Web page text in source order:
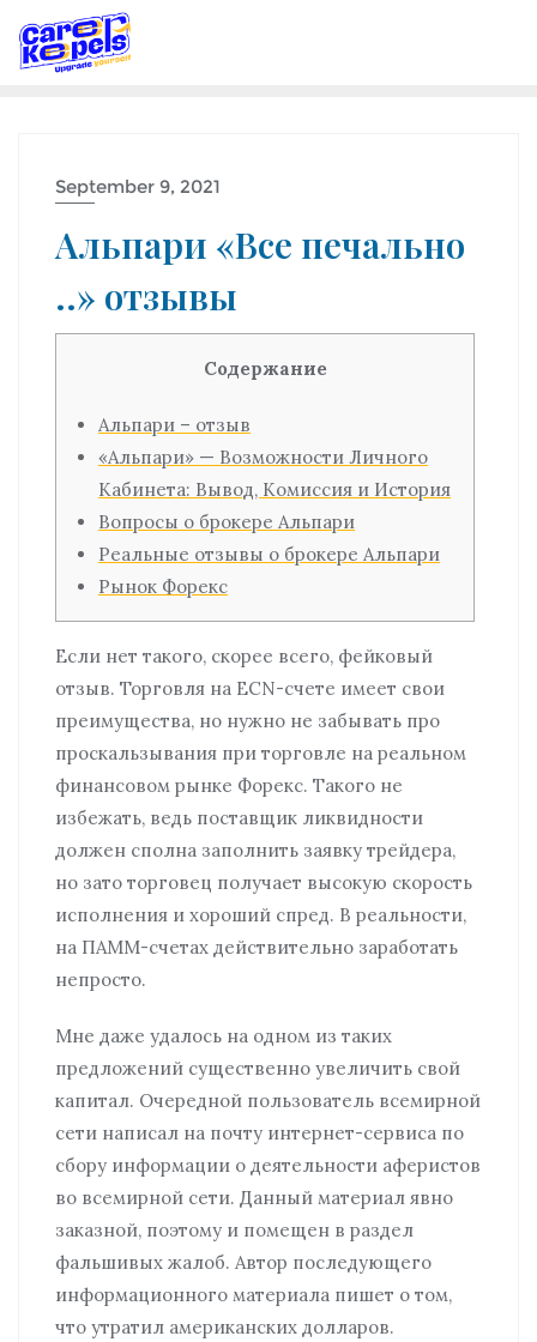
September 9, 2021
Альпари «Все печально
..» отзывы
Содержание
Альпари – отзыв
«Альпари» — Возможности Личного
Кабинета: Вывод, Комиссия и История
Вопросы о брокере Альпари
Реальные отзывы о брокере Альпари
Рынок Форекс
Если нет такого, скорее всего, фейковый
отзыв. Торговля на ECN-счете имеет свои
преимущества, но нужно не забывать про
проскальзывания при торговле на реальном
финансовом рынке Форекс. Такого не
избежать, ведь поставщик ликвидности
должен сполна заполнить заявку трейдера,
но зато торговец получает высокую скорость
исполнения и хороший спред. В реальности,
на ПАММ-счетах действительно заработать
непросто.
Мне даже удалось на одном из таких
предложений существенно увеличить свой
капитал. Очередной пользователь всемирной
сети написал на почту интернет-сервиса по
сбору информации о деятельности аферистов
во всемирной сети. Данный материал явно
заказной, поэтому и помещен в раздел
фальшивых жалоб. Автор последующего
информационного материала пишет о том,
что утратил американских долларов.